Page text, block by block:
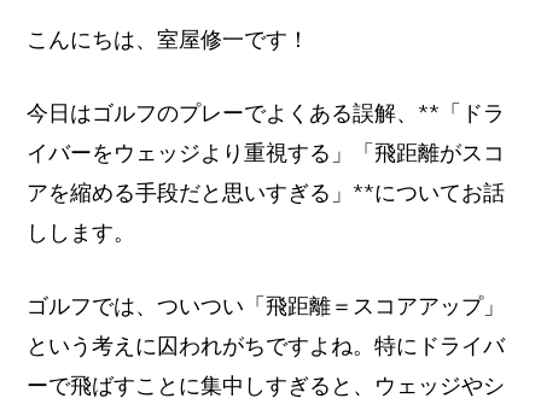
こんにちは、室屋修一です！
今日はゴルフのプレーでよくある誤解、**「ドラ
イバーをウェッジより重視する」「飛距離がスコ
アを縮める手段だと思いすぎる」**についてお話
しします。
ゴルフでは、ついつい「飛距離＝スコアアップ」
という考えに囚われがちですよね。特にドライバ
ーで飛ばすことに集中しすぎると、ウェッジやシ